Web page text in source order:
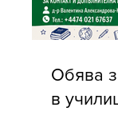
Обява
в